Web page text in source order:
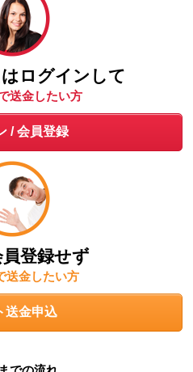
ログインして
送金したい方
登録せず
送金したい方